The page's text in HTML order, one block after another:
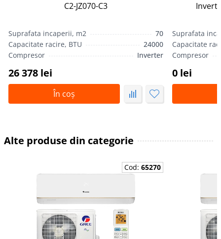
С2-JZ070-С3
Suprafata incaperii, m2
70
Capacitate racire, BTU
24000
Compresor
Inverter
26 378 lei
În coș
Suprafata
Capacitate
Compresor
0 lei
Alte produse din categorie
Cod:65270